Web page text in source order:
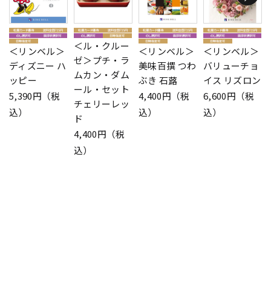
＜リンベル＞
ディズニー ハ
ッピー
5,390円（税
込）
＜ル・クルー
ゼ＞プチ・ラ
ムカン・ダム
ール・セット
チェリーレッ
ド
4,400円（税
込）
＜リンベル＞
美味百撰 つわ
ぶき 石蕗
4,400円（税
込）
＜リンベル＞
バリューチョ
イス リズロン
6,600円（税
込）